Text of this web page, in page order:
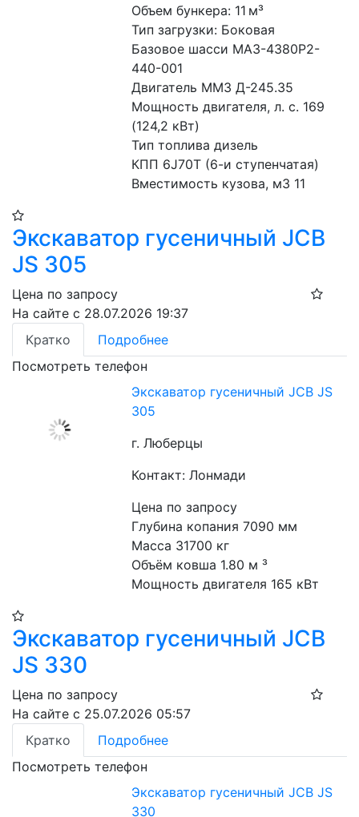
Объем бункера: 11 м³
Тип загрузки: Боковая
Базовое шасси МАЗ-4380Р2-
440-001
Двигатель ММЗ Д-245.35
Мощность двигателя, л. с. 169
(124,2 кВт)
Тип топлива дизель
КПП 6J70Т (6-и ступенчатая)
Вместимость кузова, м3 11
Экскаватор гусеничный JCB
JS 305
Цена по запросу
На сайте с 28.07.2026 19:37
Кратко
Подробнее
Посмотреть телефон
Экскаватор гусеничный JCB JS
305
г. Люберцы
Контакт: Лонмади
Цена по запросу
Глубина копания 7090 мм
Масса 31700 кг
Объём ковша 1.80 м ³
Мощность двигателя 165 кВт
Экскаватор гусеничный JCB
JS 330
Цена по запросу
На сайте с 25.07.2026 05:57
Кратко
Подробнее
Посмотреть телефон
Экскаватор гусеничный JCB JS
330